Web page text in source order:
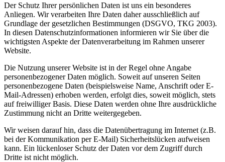
Der Schutz Ihrer persönlichen Daten ist uns ein besonderes
Anliegen. Wir verarbeiten Ihre Daten daher ausschließlich auf
Grundlage der gesetzlichen Bestimmungen (DSGVO, TKG 2003).
In diesen Datenschutzinformationen informieren wir Sie über die
wichtigsten Aspekte der Datenverarbeitung im Rahmen unserer
Website.
Die Nutzung unserer Website ist in der Regel ohne Angabe
personenbezogener Daten möglich. Soweit auf unseren Seiten
personenbezogene Daten (beispielsweise Name, Anschrift oder E-
Mail-Adressen) erhoben werden, erfolgt dies, soweit möglich, stets
auf freiwilliger Basis. Diese Daten werden ohne Ihre ausdrückliche
Zustimmung nicht an Dritte weitergegeben.
Wir weisen darauf hin, dass die Datenübertragung im Internet (z.B.
bei der Kommunikation per E-Mail) Sicherheitslücken aufweisen
kann. Ein lückenloser Schutz der Daten vor dem Zugriff durch
Dritte ist nicht möglich.